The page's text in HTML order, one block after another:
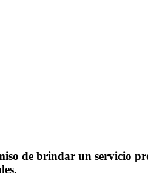
de brindar un servicio